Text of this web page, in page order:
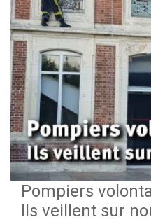
Pompiers
Ils veillent sur